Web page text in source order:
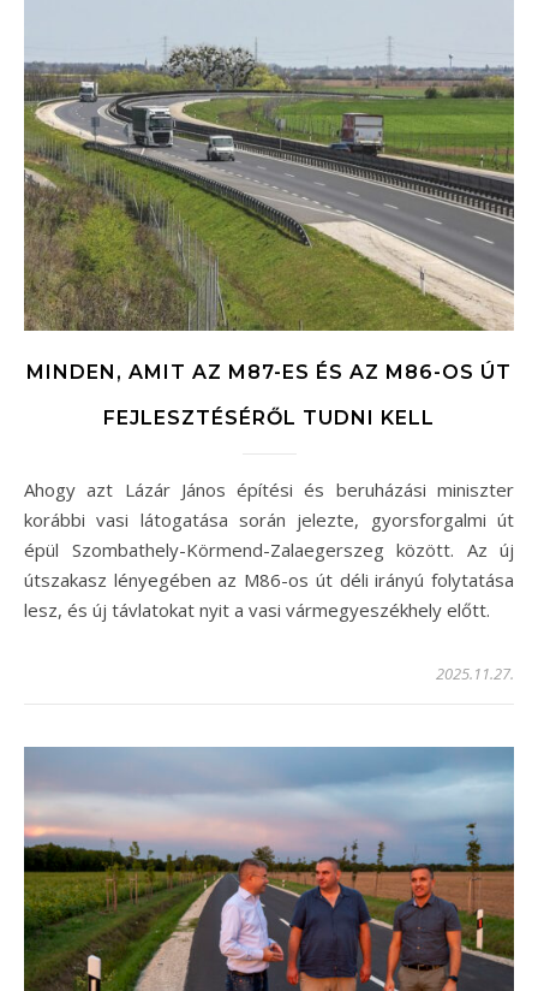
MINDEN, AMIT AZ M87-ES ÉS AZ M86-OS ÚT
FEJLESZTÉSÉRŐL TUDNI KELL
Ahogy azt Lázár János építési és beruházási miniszter
korábbi vasi látogatása során jelezte, gyorsforgalmi út
épül Szombathely-Körmend-Zalaegerszeg között. Az új
útszakasz lényegében az M86-os út déli irányú folytatása
lesz, és új távlatokat nyit a vasi vármegyeszékhely előtt.
2025.11.27.